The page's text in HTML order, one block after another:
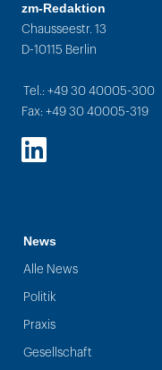
zm-Redaktion
Chausseestr. 13
D-10115 Berlin
Tel.: +49 30 40005-300
Fax: +49 30 40005-319
LinkedIn
News
Alle News
Politik
Praxis
Gesellschaft